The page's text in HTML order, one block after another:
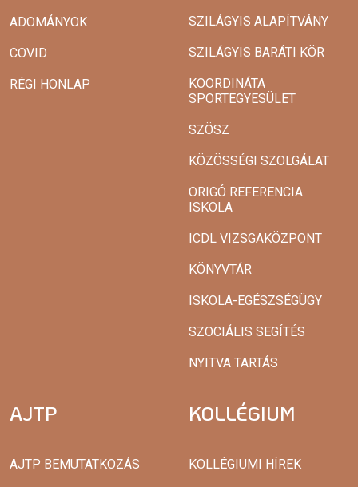
ADOMÁNYOK
COVID
RÉGI HONLAP
SZILÁGYIS ALAPÍTVÁNY
SZILÁGYIS BARÁTI KÖR
KOORDINÁTA
SPORTEGYESÜLET
SZÖSZ
KÖZÖSSÉGI SZOLGÁLAT
ORIGÓ REFERENCIA
ISKOLA
ICDL VIZSGAKÖZPONT
KÖNYVTÁR
ISKOLA-EGÉSZSÉGÜGY
SZOCIÁLIS SEGÍTÉS
NYITVA TARTÁS
AJTP
AJTP BEMUTATKOZÁS
KOLLÉGIUM
KOLLÉGIUMI HÍREK